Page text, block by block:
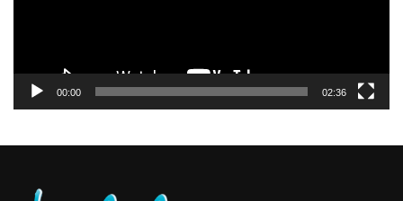
00:00 02:36